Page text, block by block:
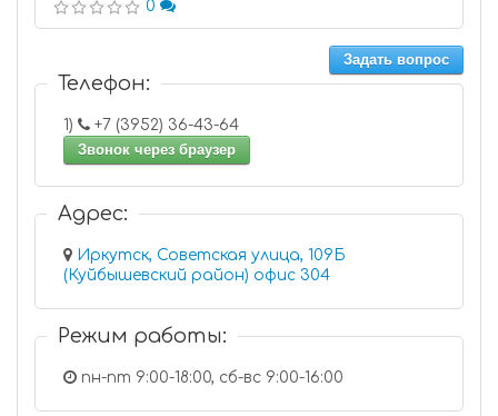
0
Задать вопрос
Телефон:
1)
+7 (3952) 36-43-64
Звонок через браузер
Адрес:
Иркутск, Советская улица, 109Б
(Куйбышевский район) офис 304
Режим работы:
пн-пт 9:00-18:00, сб-вс 9:00-16:00